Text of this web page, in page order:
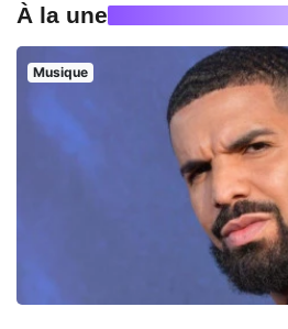
À la une
Musique